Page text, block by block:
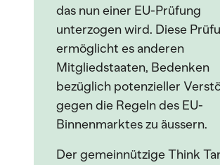
das nun einer EU-Prüfung
unterzogen wird. Diese
ermöglicht es anderen
Mitgliedstaaten, Bedenken
bezüglich potenzieller
gegen die Regeln des EU-
Binnenmarktes zu äussern.
Der gemeinnützige Think